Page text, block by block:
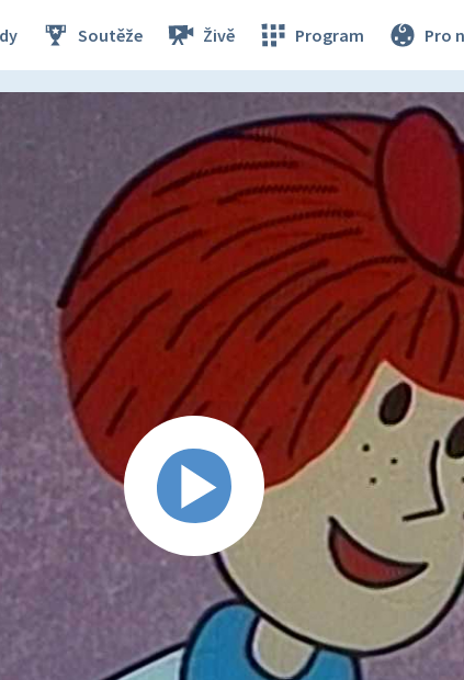
Soutěže Živě Program Pro